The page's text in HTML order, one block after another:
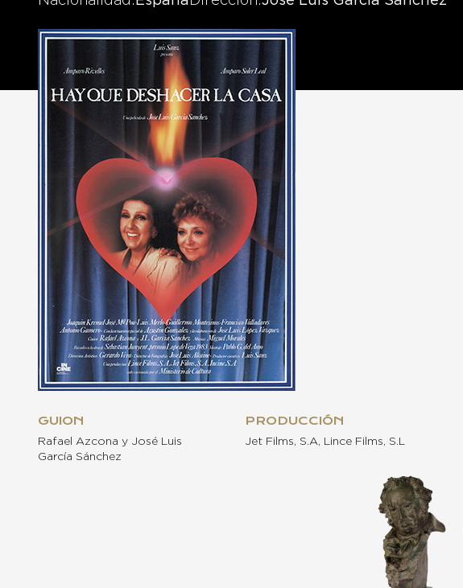
GUION
Rafael Azcona y José Luis
García Sánchez
PRODUCCIÓN
Jet Films, S.A, Lince Films, S.L